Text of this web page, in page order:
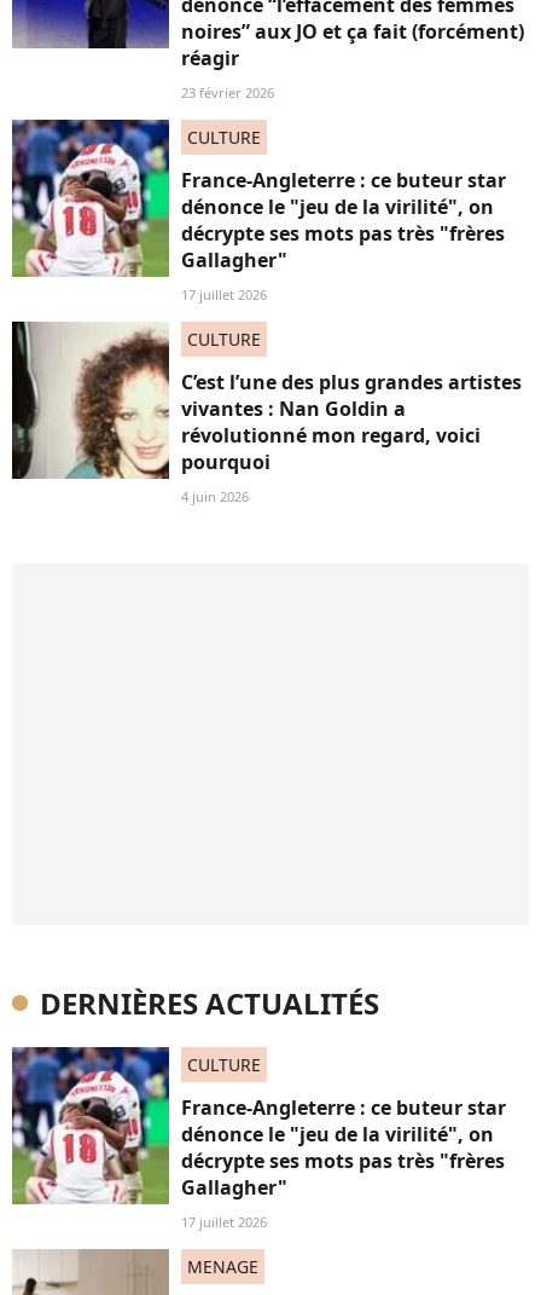
noires” aux JO et ça fait (forcément)
réagir
23 février 2026
CULTURE
France-Angleterre : ce buteur star
dénonce le "jeu de la virilité", on
décrypte ses mots pas très "frères
Gallagher"
17 juillet 2026
CULTURE
C’est l’une des plus grandes artistes
vivantes : Nan Goldin a
révolutionné mon regard, voici
pourquoi
4 juin 2026
DERNIÈRES ACTUALITÉS
CULTURE
France-Angleterre : ce buteur star
dénonce le "jeu de la virilité", on
décrypte ses mots pas très "frères
Gallagher"
17 juillet 2026
MENAGE